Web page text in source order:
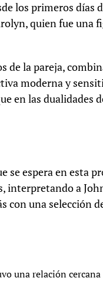
los primeros días
quien fue una
de la pareja,
moderna y
en las dualidades
se espera en esta
interpretando a
con una selección
una relación